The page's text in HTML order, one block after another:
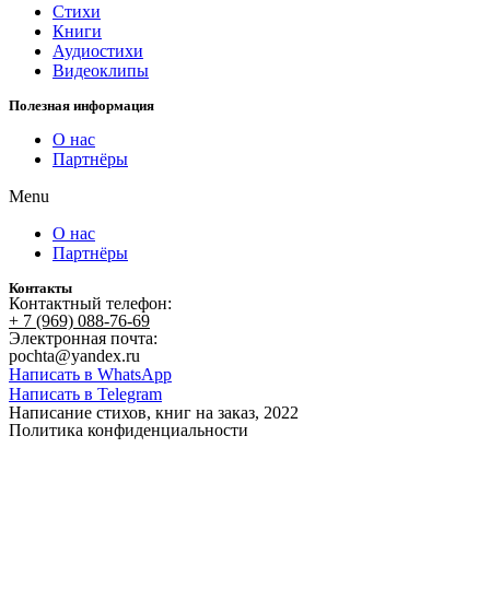
Стихи
Книги
Аудиостихи
Видеоклипы
Полезная информация
О нас
Партнёры
Menu
О нас
Партнёры
Контакты
Контактный телефон:
+ 7 (969) 088-76-69
Электронная почта:
pochta@yandex.ru
Написать в WhatsApp
Написать в Telegram
Написание стихов, книг на заказ, 2022
Политика конфиденциальности